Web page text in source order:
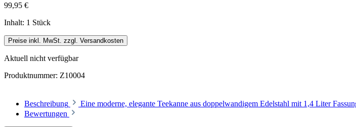
99,95 €
Inhalt: 1 Stück
Preise inkl. MwSt. zzgl. Versandkosten
Aktuell nicht verfügbar
Produktnummer: Z10004
Beschreibung Eine moderne, elegante Teekanne aus doppelwandigem Edelstahl mit 1,4 Liter
Bewertungen